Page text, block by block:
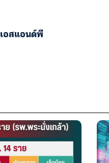
เอสแอนด์พี